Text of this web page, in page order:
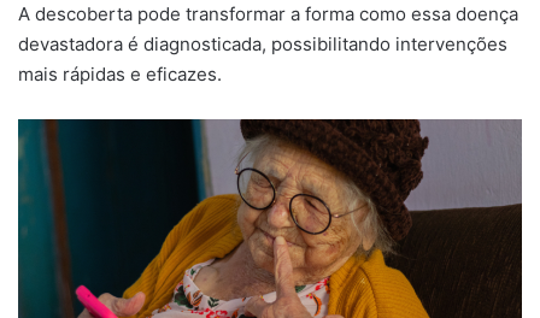
A descoberta pode transformar a forma como essa doença
devastadora é diagnosticada, possibilitando intervenções
mais rápidas e eficazes.